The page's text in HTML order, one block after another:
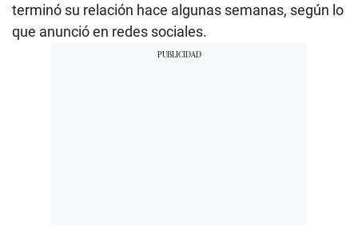
terminó su relación hace algunas semanas, según lo
que anunció en redes sociales.